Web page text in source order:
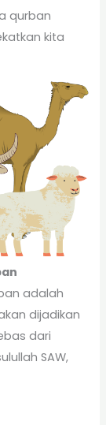
qurban
kita
adalah
dijadikan
dari
SAW,